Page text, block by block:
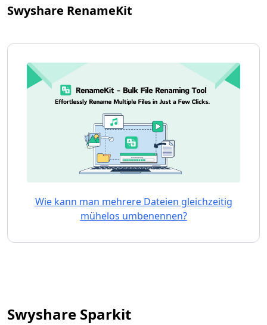
Swyshare RenameKit
Wie kann man mehrere Dateien gleichzeitig
mühelos umbenennen?
Swyshare Sparkit